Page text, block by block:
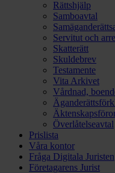
Rättshjälp
Samboavtal
Servitut och
Skatterätt
Skuldebrev
Testamente
Vita Arkivet
Vårdnad,
Överlåtelseavtal
Prislista
Våra kontor
Fråga Digitala Juristen
Företagarens Jurist